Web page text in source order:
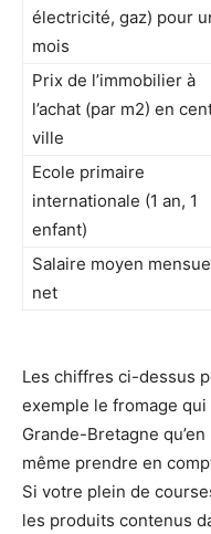
électricité, gaz) pour
mois
Prix de l’immobilier à
l’achat (par m2) en
ville
Ecole primaire
internationale (1 an, 1
enfant)
Salaire moyen
net
Les chiffres ci-dessus
exemple le fromage
Grande-Bretagne
même prendre en
Si votre plein de
les produits contenus